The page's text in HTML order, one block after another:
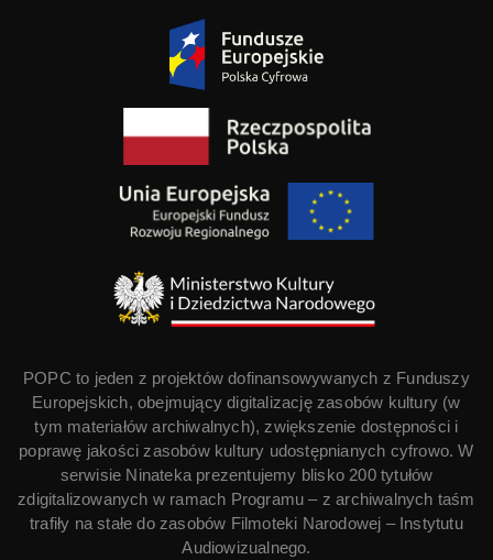
POPC to jeden z projektów dofinansowywanych z Funduszy
Europejskich, obejmujący digitalizację zasobów kultury (w
tym materiałów archiwalnych), zwiększenie dostępności i
poprawę jakości zasobów kultury udostępnianych cyfrowo. W
serwisie Ninateka prezentujemy blisko 200 tytułów
zdigitalizowanych w ramach Programu – z archiwalnych taśm
trafiły na stałe do zasobów Filmoteki Narodowej – Instytutu
Audiowizualnego.